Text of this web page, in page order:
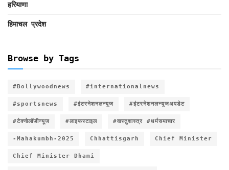
हरियाणा
हिमाचल प्रदेश
Browse by Tags
#Bollywoodnews #internationalnews
#sportsnews #इंटरनेशनलन्यूज #इंटरनेशनलन्यूजअपडेट
#टेक्नोलॉजीन्यूज #लाइफस्टाइल #वास्तुशास्त्र #धर्मसमाचार
-Mahakumbh-2025 Chhattisgarh Chief Minister
Chief Minister Dhami